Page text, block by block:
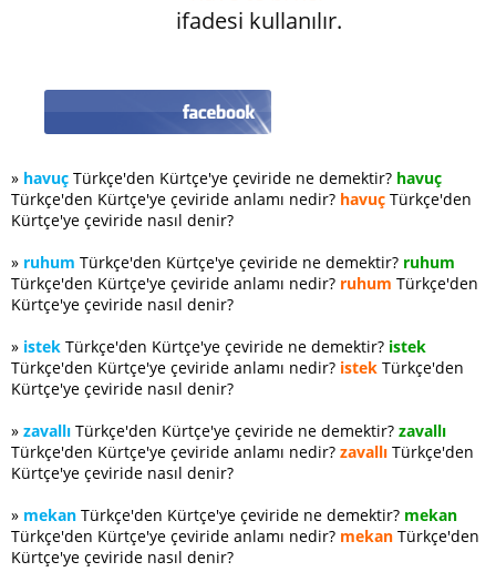
ifadesi kullanılır.
» havuç Türkçe'den Kürtçe'ye çeviride ne demektir? havuç
Türkçe'den Kürtçe'ye çeviride anlamı nedir? havuç Türkçe'den
Kürtçe'ye çeviride nasıl denir?
» ruhum Türkçe'den Kürtçe'ye çeviride ne demektir? ruhum
Türkçe'den Kürtçe'ye çeviride anlamı nedir? ruhum Türkçe'den
Kürtçe'ye çeviride nasıl denir?
» istek Türkçe'den Kürtçe'ye çeviride ne demektir? istek
Türkçe'den Kürtçe'ye çeviride anlamı nedir? istek Türkçe'den
Kürtçe'ye çeviride nasıl denir?
» zavallı Türkçe'den Kürtçe'ye çeviride ne demektir? zavallı
Türkçe'den Kürtçe'ye çeviride anlamı nedir? zavallı Türkçe'den
Kürtçe'ye çeviride nasıl denir?
» mekan Türkçe'den Kürtçe'ye çeviride ne demektir? mekan
Türkçe'den Kürtçe'ye çeviride anlamı nedir? mekan Türkçe'den
Kürtçe'ye çeviride nasıl denir?